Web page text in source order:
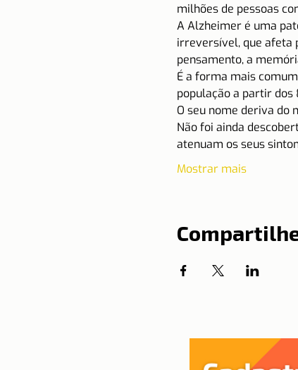
milhões de pessoas
A Alzheimer é uma
irreversível, que afeta
pensamento, a
É a forma mais
população a partir dos
O seu nome deriva do
Não foi ainda
atenuam os seus
Mostrar mais